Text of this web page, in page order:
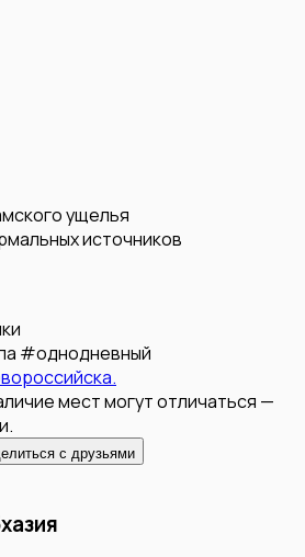
ущелья
источников
#однодневный
мест могут отличаться —
с друзьями